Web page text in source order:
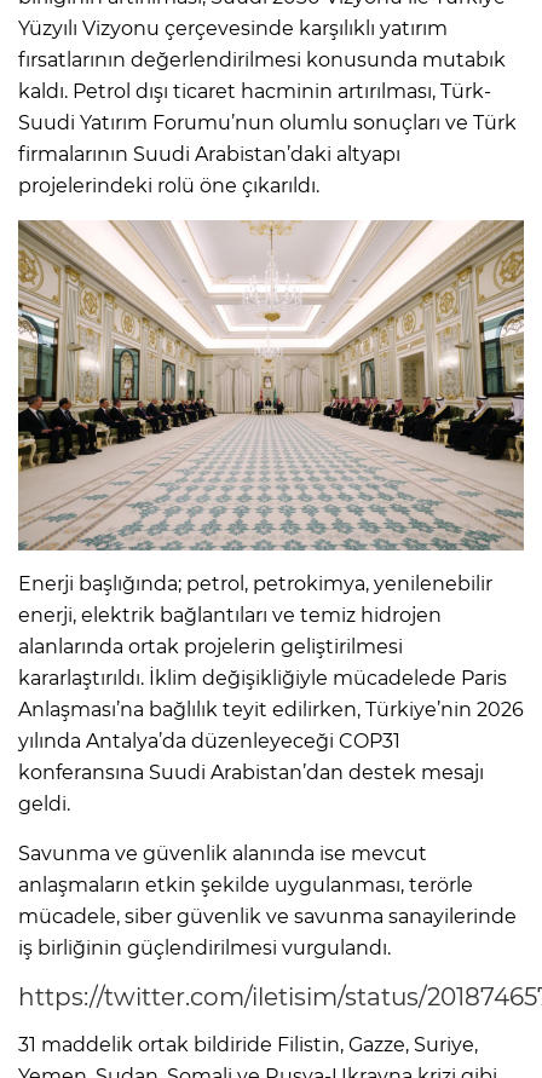
Yüzyılı Vizyonu çerçevesinde karşılıklı yatırım
fırsatlarının değerlendirilmesi konusunda mutabık
kaldı. Petrol dışı ticaret hacminin artırılması, Türk-
Suudi Yatırım Forumu’nun olumlu sonuçları ve Türk
firmalarının Suudi Arabistan’daki altyapı
projelerindeki rolü öne çıkarıldı.
Enerji başlığında; petrol, petrokimya, yenilenebilir
enerji, elektrik bağlantıları ve temiz hidrojen
alanlarında ortak projelerin geliştirilmesi
kararlaştırıldı. İklim değişikliğiyle mücadelede Paris
Anlaşması’na bağlılık teyit edilirken, Türkiye’nin 2026
yılında Antalya’da düzenleyeceği COP31
konferansına Suudi Arabistan’dan destek mesajı
geldi.
Savunma ve güvenlik alanında ise mevcut
anlaşmaların etkin şekilde uygulanması, terörle
mücadele, siber güvenlik ve savunma sanayilerinde
iş birliğinin güçlendirilmesi vurgulandı.
https://twitter.com/iletisim/status/
31 maddelik ortak bildiride Filistin, Gazze, Suriye,